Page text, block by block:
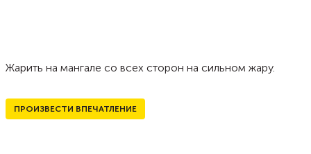
Жарить на мангале со всех сторон на сильном жару.
ПРОИЗВЕСТИ ВПЕЧАТЛЕНИЕ